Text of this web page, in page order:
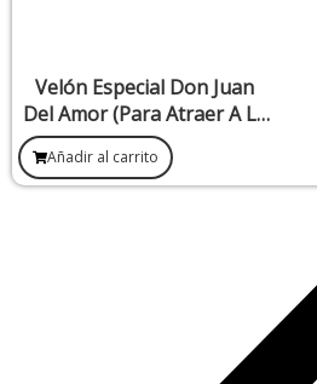
Velón Especial Don Juan
Del Amor (Para Atraer A La
Persona Amada)
Añadir al carrito